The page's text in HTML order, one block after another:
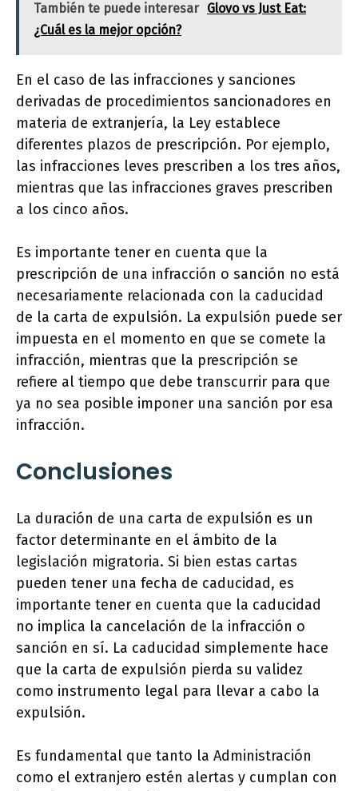
También te puede interesar Glovo vs Just Eat:
¿Cuál es la mejor opción?
En el caso de las infracciones y sanciones
derivadas de procedimientos sancionadores en
materia de extranjería, la Ley establece
diferentes plazos de prescripción. Por ejemplo,
las infracciones leves prescriben a los tres años,
mientras que las infracciones graves prescriben
a los cinco años.
Es importante tener en cuenta que la
prescripción de una infracción o sanción no está
necesariamente relacionada con la caducidad
de la carta de expulsión. La expulsión puede ser
impuesta en el momento en que se comete la
infracción, mientras que la prescripción se
refiere al tiempo que debe transcurrir para que
ya no sea posible imponer una sanción por esa
infracción.
Conclusiones
La duración de una carta de expulsión es un
factor determinante en el ámbito de la
legislación migratoria. Si bien estas cartas
pueden tener una fecha de caducidad, es
importante tener en cuenta que la caducidad
no implica la cancelación de la infracción o
sanción en sí. La caducidad simplemente hace
que la carta de expulsión pierda su validez
como instrumento legal para llevar a cabo la
expulsión.
Es fundamental que tanto la Administración
como el extranjero estén alertas y cumplan con